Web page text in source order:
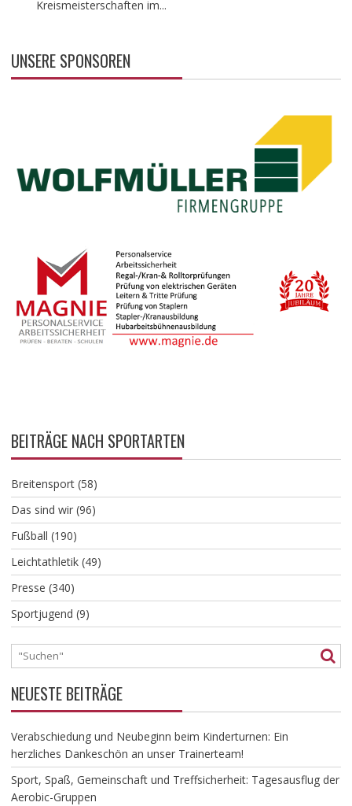
Kreismeisterschaften im...
UNSERE SPONSOREN
BEITRÄGE NACH SPORTARTEN
Breitensport(58)
Das sind wir(96)
Fußball (190)
Leichtathletik(49)
Presse (340)
Sportjugend (9)
NEUESTE BEITRÄGE
Verabschiedung und Neubeginn beim Kinderturnen: Ein
herzliches Dankeschön an unser Trainerteam!
​Sport, Spaß, Gemeinschaft und Treffsicherheit: Tagesausflug der
Aerobic-Gruppen